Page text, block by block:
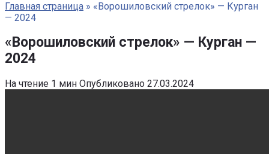
Главная страница » «Ворошиловский стрелок» — Курган
— 2024
«Ворошиловский стрелок» — Курган —
2024
На чтение 1 мин Опубликовано 27.03.2024